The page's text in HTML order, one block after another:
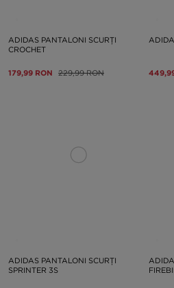
ADIDAS PANTALONI SCURȚI
CROCHET
179,99 RON 229,99 RON
ADIDAS PANTALONI SCURȚI
SPRINTER 3S